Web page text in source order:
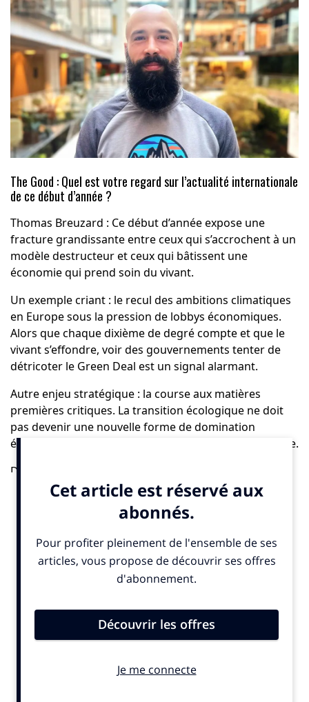
The Good : Quel est votre regard sur l’actualité internationale
de ce début d’année ?
Thomas Breuzard : Ce début d’année expose une
fracture grandissante entre ceux qui s’accrochent à un
modèle destructeur et ceux qui bâtissent une
économie qui prend soin du vivant.
Un exemple criant : le recul des ambitions climatiques
en Europe sous la pression de lobbys économiques.
Alors que chaque dixième de degré compte et que le
vivant s’effondre, voir des gouvernements tenter de
détricoter le Green Deal est un signal alarmant.
Autre enjeu stratégique : la course aux matières
premières critiques. La transition écologique ne doit
pas devenir une nouvelle forme de domination
économique, sinon elle sera tout sauf juste et inclusive.
Dans ce contexte, l’essor fulgurant de l’IA générative
amplifie le sentiment de vertige. Plus rapide que la
régulation, plus puissante que prévu, elle redessine
nos sociétés à une vitesse effrénée, qu’on peine à
maîtriser, à comprendre même…
Nous vivons une dissonance énorme : le chaos du
vieux monde résonne encore tandis que la mélodie du
Il devient urgent de peser dans le débat pour que les
avancées réglementaires ne soient pas vidées de leur